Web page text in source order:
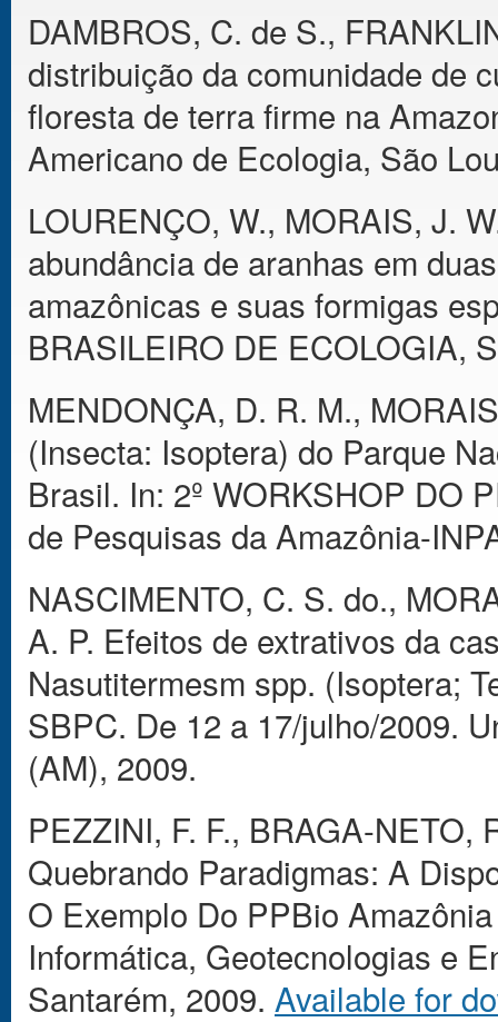
DAMBROS, C. de S.,
distribuição da comunidade de
floresta de terra firme na
Americano de Ecologia, São
LOURENÇO, W., MORAIS, J.
abundância de aranhas em
amazônicas e suas formigas
BRASILEIRO DE ECOLOGIA,
MENDONÇA, D. R. M.,
(Insecta: Isoptera) do Parque
Brasil. In: 2º WORKSHOP DO
de Pesquisas da Amazônia-
NASCIMENTO, C. S. do.,
A. P. Efeitos de extrativos da
Nasutitermesm spp. (Isoptera;
SBPC. De 12 a 17/julho/2009.
(AM), 2009.
PEZZINI, F. F., BRAGA-NETO,
Quebrando Paradigmas: A
O Exemplo Do PPBio
Informática, Geotecnologias e
Santarém, 2009. Available for